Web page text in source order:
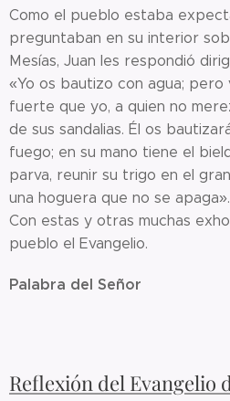
Como el pueblo estaba
preguntaban en su interior
Mesías, Juan les respondió
«Yo os bautizo con agua; pero
fuerte que yo, a quien no
de sus sandalias. Él os
fuego; en su mano tiene el
parva, reunir su trigo en el
una hoguera que no se apaga».
Con estas y otras muchas
pueblo el Evangelio.
Palabra del Señor
Reflexión del Evangelio